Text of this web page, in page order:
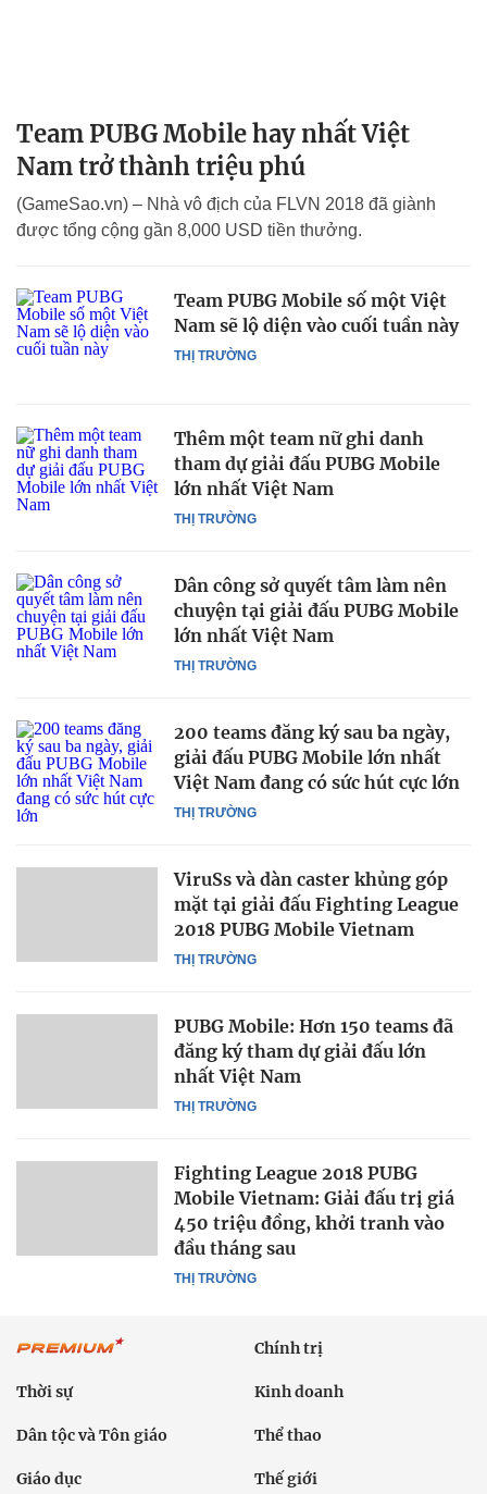
Team PUBG Mobile hay nhất Việt
Nam trở thành triệu phú
(GameSao.vn) – Nhà vô địch của FLVN 2018 đã giành
được tổng cộng gần 8,000 USD tiền thưởng.
THỊ TRƯỜNG
Team PUBG Mobile số một Việt
Nam sẽ lộ diện vào cuối tuần này
THỊ TRƯỜNG
Thêm một team nữ ghi danh
tham dự giải đấu PUBG Mobile
lớn nhất Việt Nam
THỊ TRƯỜNG
Dân công sở quyết tâm làm nên
chuyện tại giải đấu PUBG Mobile
lớn nhất Việt Nam
THỊ TRƯỜNG
200 teams đăng ký sau ba ngày,
giải đấu PUBG Mobile lớn nhất
Việt Nam đang có sức hút cực lớn
THỊ TRƯỜNG
ViruSs và dàn caster khủng góp
mặt tại giải đấu Fighting League
2018 PUBG Mobile Vietnam
THỊ TRƯỜNG
PUBG Mobile: Hơn 150 teams đã
đăng ký tham dự giải đấu lớn
nhất Việt Nam
THỊ TRƯỜNG
Fighting League 2018 PUBG
Mobile Vietnam: Giải đấu trị giá
450 triệu đồng, khởi tranh vào
đầu tháng sau
Chính trị
Thời sự Kinh doanh
Dân tộc và Tôn giáo Thể thao
Giáo dục Thế giới